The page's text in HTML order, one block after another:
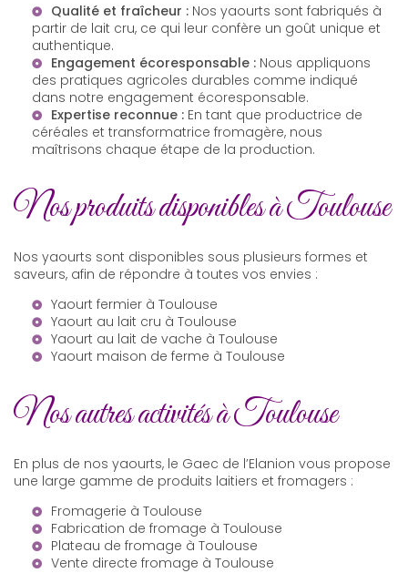
Qualité et fraîcheur : Nos yaourts sont fabriqués à
partir de lait cru, ce qui leur confère un goût unique et
authentique.
Engagement écoresponsable : Nous appliquons
des pratiques agricoles durables comme indiqué
dans notre engagement écoresponsable.
Expertise reconnue : En tant que productrice de
céréales et transformatrice fromagère, nous
maîtrisons chaque étape de la production.
Nos produits disponibles à Toulouse
Nos yaourts sont disponibles sous plusieurs formes et
saveurs, afin de répondre à toutes vos envies :
Yaourt fermier à Toulouse
Yaourt au lait cru à Toulouse
Yaourt au lait de vache à Toulouse
Yaourt maison de ferme à Toulouse
Nos autres activités à Toulouse
En plus de nos yaourts, le Gaec de l’Elanion vous propose
une large gamme de produits laitiers et fromagers :
Fromagerie à Toulouse
Fabrication de fromage à Toulouse
Plateau de fromage à Toulouse
Vente directe fromage à Toulouse